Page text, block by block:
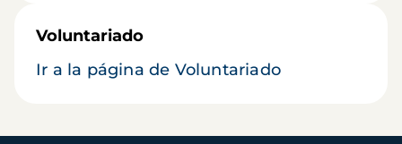
Voluntariado
Ir a la página de Voluntariado